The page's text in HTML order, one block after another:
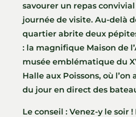
savourer un repas
journée de visite. Au-delà
quartier abrite deux
: la magnifique Maison de
musée emblématique du
Halle aux Poissons, où l’on
du jour en direct des
Le conseil : Venez-y le soir !